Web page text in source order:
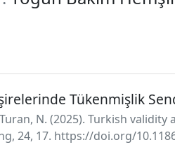
Tükenmişlik
Turan, N. (2025). Turkish
24, 17. https://doi.org/